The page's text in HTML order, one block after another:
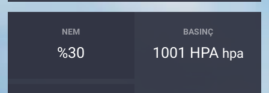
NEM
%30
BASINÇ
1001 HPA hpa